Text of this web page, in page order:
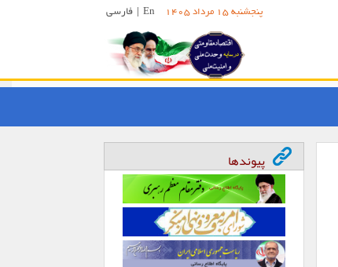
پنجشنبه 15 مرداد 1405 En
| فارسی
پیوندها